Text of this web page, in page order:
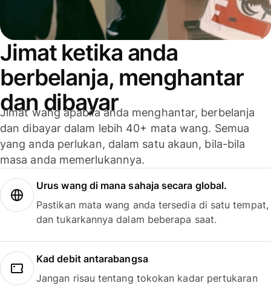
Jimat ketika anda
berbelanja, menghantar
dan dibayar
Jimat wang apabila anda menghantar, berbelanja
dan dibayar dalam lebih 40+ mata wang. Semua
yang anda perlukan, dalam satu akaun, bila-bila
masa anda memerlukannya.
Urus wang di mana sahaja secara global.
Pastikan mata wang anda tersedia di satu tempat,
dan tukarkannya dalam beberapa saat.
Kad debit antarabangsa
Jangan risau tentang tokokan kadar pertukaran